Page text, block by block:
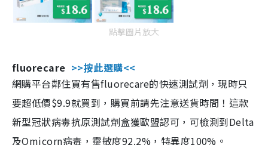
點擊圖片放大
fluorecare >>按此選購<<
網購平台鄰住買有售fluorecare的快速測試劑，現時只
要超低價$9.9就買到，購買前請先注意送貨時間！這款
新型冠狀病毒抗原測試劑盒獲歐盟認可，可檢測到Delta
及Omicorn病毒，靈敏度92.2%，特異度100%。